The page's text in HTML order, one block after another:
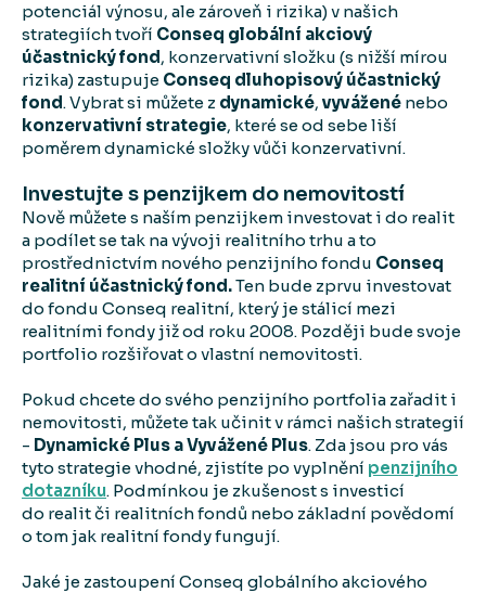
potenciál výnosu, ale zároveň i rizika) v našich
strategiích tvoří Conseq globální akciový
účastnický fond, konzervativní složku (s nižší mírou
rizika) zastupuje Conseq dluhopisový účastnický
fond. Vybrat si můžete z dynamické, vyvážené nebo
konzervativní strategie, které se od sebe liší
poměrem dynamické složky vůči konzervativní.
Investujte s penzijkem do nemovitostí
Nově můžete s naším penzijkem investovat i do realit
a podílet se tak na vývoji realitního trhu a to
prostřednictvím nového penzijního fondu Conseq
realitní účastnický fond.Ten bude zprvu investovat
do fondu Conseq realitní, který je stálicí mezi
realitními fondy již od roku 2008. Později bude svoje
portfolio rozšiřovat o vlastní nemovitosti.
Pokud chcete do svého penzijního portfolia zařadit i
nemovitosti, můžete tak učinit v rámci našich strategií
- Dynamické Plus a Vyvážené Plus. Zda jsou pro vás
tyto strategie vhodné, zjistíte po vyplnění penzijního
dotazníku. Podmínkou je zkušenost s investicí
do realit či realitních fondů nebo základní povědomí
o tom jak realitní fondy fungují.
Jaké je zastoupení Conseq globálního akciového